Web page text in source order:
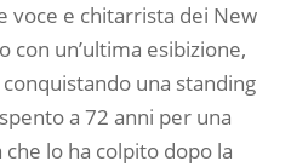
voce e chitarrista dei New
con un’ultima esibizione,
una standing
a 72 anni per una
lo ha colpito dopo la